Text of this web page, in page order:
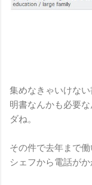
集めなきゃいけな
明書なんかも必要
ダね。
その件で去年まで
シェフから電話がか